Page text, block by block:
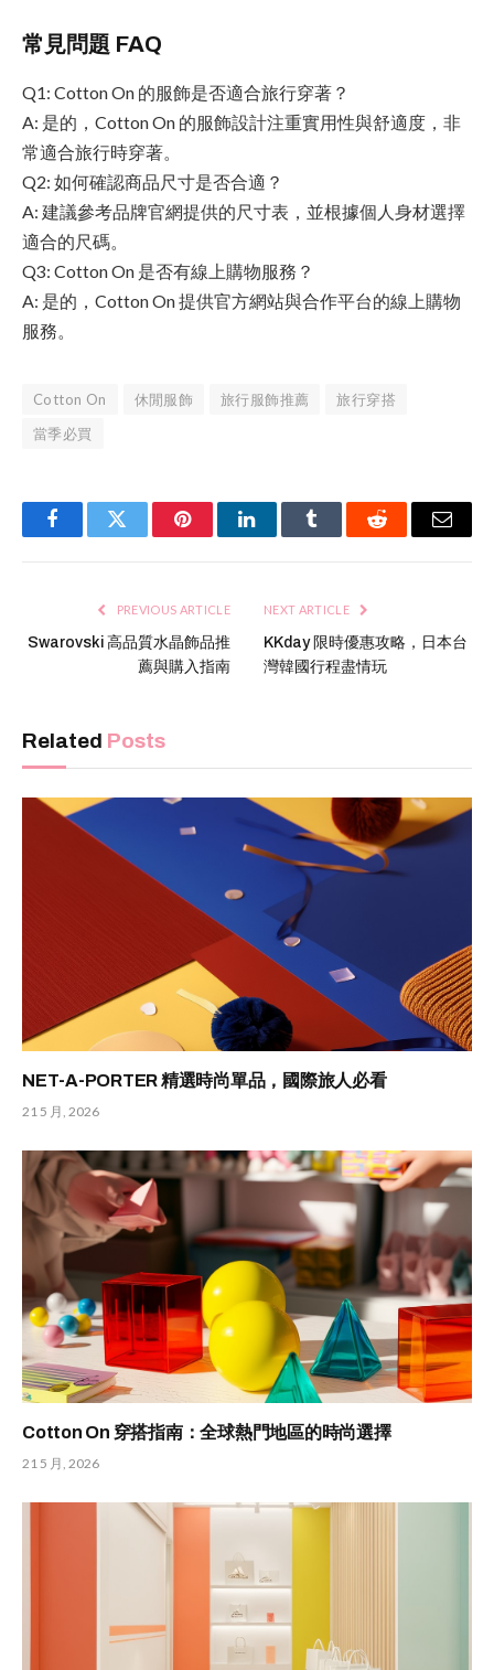
常見問題 FAQ
Q1: Cotton On 的服飾是否適合旅行穿著？
A: 是的，Cotton On 的服飾設計注重實用性與舒適度，非
常適合旅行時穿著。
Q2: 如何確認商品尺寸是否合適？
A: 建議參考品牌官網提供的尺寸表，並根據個人身材選擇
適合的尺碼。
Q3: Cotton On 是否有線上購物服務？
A: 是的，Cotton On 提供官方網站與合作平台的線上購物
服務。
Cotton On 休閒服飾 旅行服飾推薦
旅行穿搭
當季必買
FacebookTwitter PinterestLinkedInTumblr Reddit Email
PREVIOUS ARTICLE
Swarovski 高品質水晶飾品推
薦與購入指南
NEXT ARTICLE
KKday 限時優惠攻略，日本台
灣韓國行程盡情玩
Related Posts
NET-A-PORTER 精選時尚單品，國際旅人必看
21 5 月, 2026
Cotton On 穿搭指南：全球熱門地區的時尚選擇
21 5 月, 2026